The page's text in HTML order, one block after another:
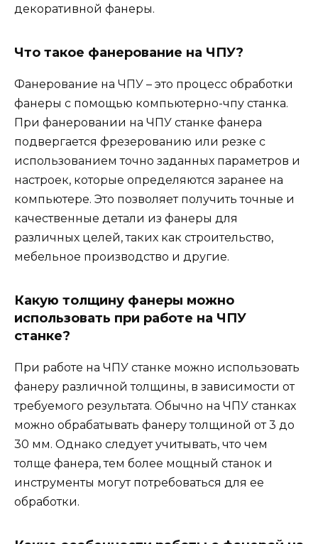
декоративной фанеры.
Что такое фанерование на ЧПУ?
Фанерование на ЧПУ – это процесс обработки
фанеры с помощью компьютерно-чпу станка.
При фанеровании на ЧПУ станке фанера
подвергается фрезерованию или резке с
использованием точно заданных параметров и
настроек, которые определяются заранее на
компьютере. Это позволяет получить точные и
качественные детали из фанеры для
различных целей, таких как строительство,
мебельное производство и другие.
Какую толщину фанеры можно
использовать при работе на ЧПУ
станке?
При работе на ЧПУ станке можно использовать
фанеру различной толщины, в зависимости от
требуемого результата. Обычно на ЧПУ станках
можно обрабатывать фанеру толщиной от 3 до
30 мм. Однако следует учитывать, что чем
толще фанера, тем более мощный станок и
инструменты могут потребоваться для ее
обработки.